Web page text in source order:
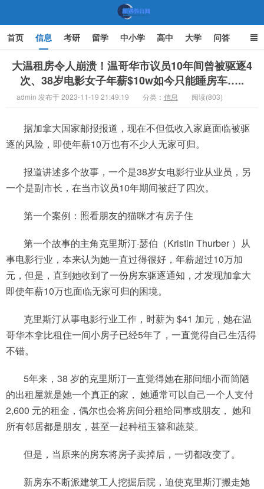
机遇教育网
首页 信息 考研 留学 中小学 高中 大学 问答
文化 家庭教育
大温租房令人崩溃！温哥华市议员10年间曾被驱逐4
次、38岁电影女子年薪$10w如今只能睡房车…..
admin 发布于 2023-11-19 21:49:19 分类： 信息 阅读(803)
据加拿大国家邮报报道，现在不但低收入家庭面临被驱
逐的风险，即使年薪10万也有不少人无家可归。
报道讲述多个故事，一个是38岁女电影行业从业员，另
一个是副市长，在当市议员10年期间被赶了四次。
第一个案例：照看朋友的猫咪才有房子住
第一个故事的主角克里斯汀·瑟伯（Kristin Thurber ）从
事电影行业，本来认为她一直过得很好，年薪超过10万加
元，但是，直到她收到了一份房东驱逐通知，才发现加拿大
即使年薪10万也面临无家可归的困境。
克里斯汀从事电影行业工作，时薪为 $41 加元，她在温
哥华本拿比租住一间小房子已经5年了，一直觉得自己生活得
不错。
5年来，38 岁的克里斯汀一直觉得她在那间细小而简陋
的出租屋就是她一个真正的家， 她通常可以自己一个人支付
2,600 元的租金，偶尔也会将房间分租给同事或朋友， 她和
所有邻居都是朋友，甚至一起种植玉簪和蔬菜。
但是，当原来的房东将房子卖掉后，一切都改变了。
新房东不断派建筑工人挖掘后院，迫使克里斯汀搬走她